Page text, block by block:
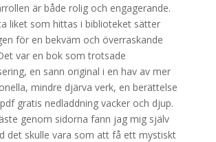
är både rolig och engagerande.
liket som hittas i biblioteket sätter
för en bekväm och överraskande
var en bok som trotsade
en sann original i en hav av mer
mindre djärva verk, en berättelse
gratis nedladdning vacker och djup.
genom sidorna fann jag mig själv
det skulle vara som att få ett mystiskt